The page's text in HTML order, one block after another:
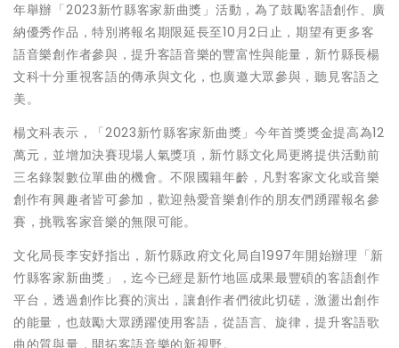
年舉辦「2023新竹縣客家新曲獎」活動，為了鼓勵客語創作、廣
納優秀作品，特別將報名期限延長至10月2日止，期望有更多客
語音樂創作者參與，提升客語音樂的豐富性與能量，新竹縣長楊
文科十分重視客語的傳承與文化，也廣邀大眾參與，聽見客語之
美。
楊文科表示，「2023新竹縣客家新曲獎」今年首獎獎金提高為12
萬元，並增加決賽現場人氣獎項，新竹縣文化局更將提供活動前
三名錄製數位單曲的機會。不限國籍年齡，凡對客家文化或音樂
創作有興趣者皆可參加，歡迎熱愛音樂創作的朋友們踴躍報名參
賽，挑戰客家音樂的無限可能。
文化局長李安妤指出，新竹縣政府文化局自1997年開始辦理「新
竹縣客家新曲獎」，迄今已經是新竹地區成果最豐碩的客語創作
平台，透過創作比賽的演出，讓創作者們彼此切磋，激盪出創作
的能量，也鼓勵大眾踴躍使用客語，從語言、旋律，提升客語歌